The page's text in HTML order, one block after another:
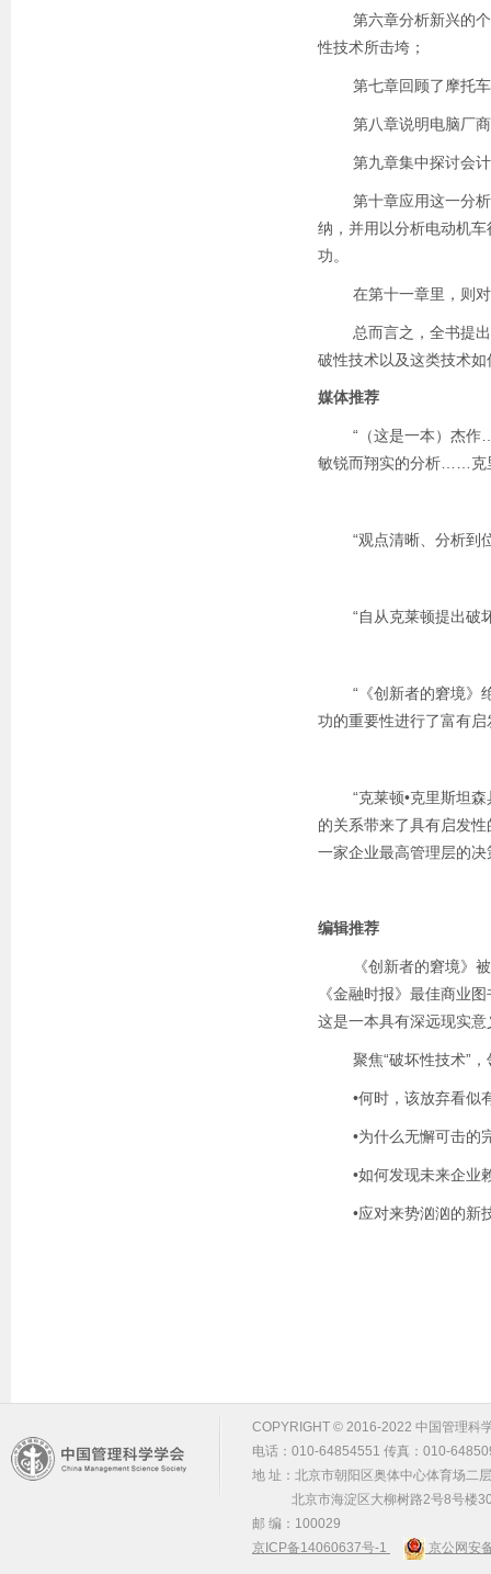
第六章分析新兴的个
性技术所击垮；
第七章回顾了摩托车
第八章说明电脑厂商
第九章集中探讨会计
第十章应用这一分析
纳，并用以分析电动机
功。
在第十一章里，则对
总而言之，全书提出
破性技术以及这类技术
媒体推荐
“（这是一本）杰作
敏锐而翔实的分析……克
“观点清晰、分析到
“自从克莱顿提出破坏
“《创新者的窘境》绝
功的重要性进行了富有
“克莱顿•克里斯坦森
的关系带来了具有启发
一家企业最高管理层的决
编辑推荐
《创新者的窘境》被《
《金融时报》最佳商业
这是一本具有深远现实
聚焦“破坏性技术”，
•何时，该放弃看似有
•为什么无懈可击的完
•如何发现未来企业赖
•应对来势汹汹的新技
COPYRIGHT © 2016-2022 中国管理科
电话：010-64854551 传真：010-
地 址：北京市朝阳区奥体中心体育场二
北京市海淀区大柳树路2号8号楼
邮 编：100029
京ICP备14060637号-1
京公网安